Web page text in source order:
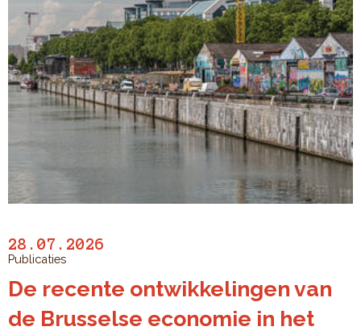
28.07.2026
Publicaties
De recente ontwikkelingen van
de Brusselse economie in het